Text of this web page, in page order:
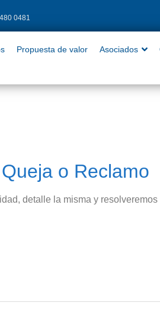
de valor
0481
Propuesta de valor Asociados
Queja o Reclamo
detalle la misma y